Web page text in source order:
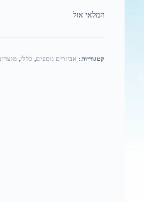
המלאי אזל
קטגוריות: אביזרים נוספים, כללי,